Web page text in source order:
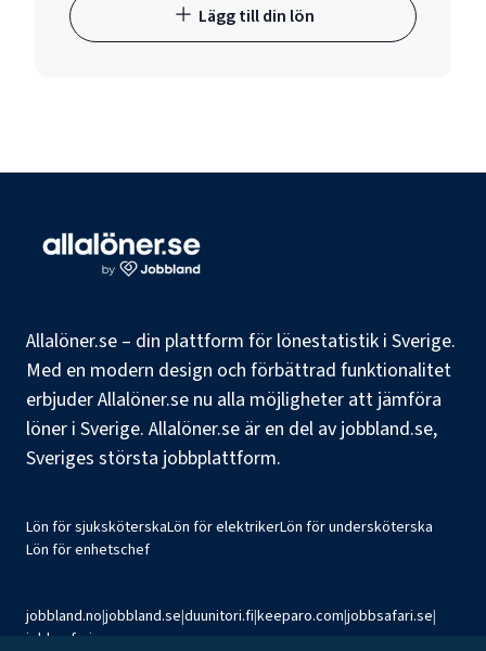
Lägg till din lön
Allalöner.se – din plattform för lönestatistik i Sverige.
Med en modern design och förbättrad funktionalitet
erbjuder Allalöner.se nu alla möjligheter att jämföra
löner i Sverige. Allalöner.se är en del av jobbland.se,
Sveriges största jobbplattform.
Lön för sjuksköterskaLön för elektrikerLön för undersköterska
Lön för enhetschef
jobbland.no|jobbland.se|duunitori.fi|keeparo.com|jobbsafari.se|
jobbsafari.no